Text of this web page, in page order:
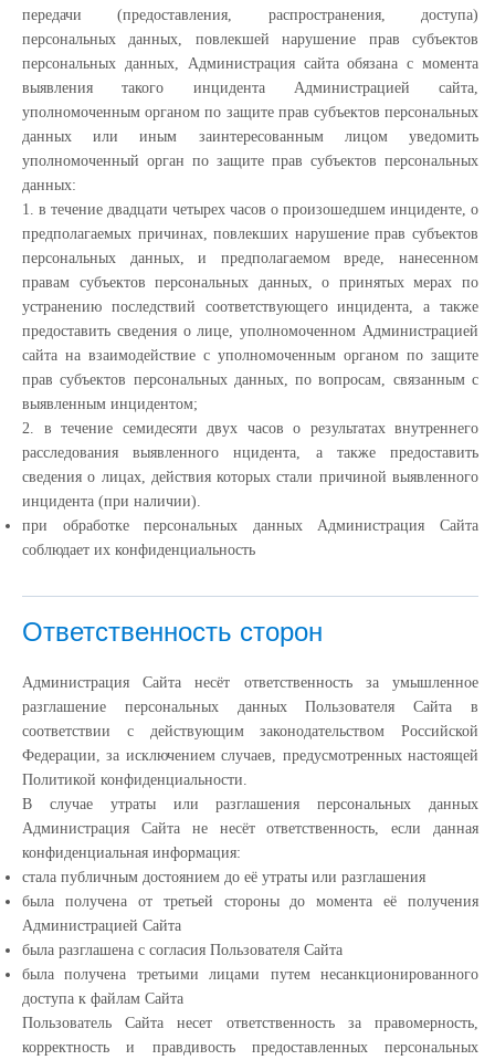
передачи (предоставления, распространения, доступа)
персональных данных, повлекшей нарушение прав субъектов
персональных данных, Администрация сайта обязана с момента
выявления такого инцидента Администрацией сайта,
уполномоченным органом по защите прав субъектов персональных
данных или иным заинтересованным лицом уведомить
уполномоченный орган по защите прав субъектов персональных
данных:
1. в течение двадцати четырех часов о произошедшем инциденте, о
предполагаемых причинах, повлекших нарушение прав субъектов
персональных данных, и предполагаемом вреде, нанесенном
правам субъектов персональных данных, о принятых мерах по
устранению последствий соответствующего инцидента, а также
предоставить сведения о лице, уполномоченном Администрацией
сайта на взаимодействие с уполномоченным органом по защите
прав субъектов персональных данных, по вопросам, связанным с
выявленным инцидентом;
2. в течение семидесяти двух часов о результатах внутреннего
расследования выявленного нцидента, а также предоставить
сведения о лицах, действия которых стали причиной выявленного
инцидента (при наличии).
при обработке персональных данных Администрация Сайта
соблюдает их конфиденциальность
Ответственность сторон
Администрация Сайта несёт ответственность за умышленное
разглашение персональных данных Пользователя Сайта в
соответствии с действующим законодательством Российской
Федерации, за исключением случаев, предусмотренных настоящей
Политикой конфиденциальности.
В случае утраты или разглашения персональных данных
Администрация Сайта не несёт ответственность, если данная
конфиденциальная информация:
cтала публичным достоянием до её утраты или разглашения
была получена от третьей стороны до момента её получения
Администрацией Сайта
была разглашена с согласия Пользователя Сайта
была получена третьими лицами путем несанкционированного
доступа к файлам Сайта
Пользователь Сайта несет ответственность за правомерность,
корректность и правдивость предоставленных персональных